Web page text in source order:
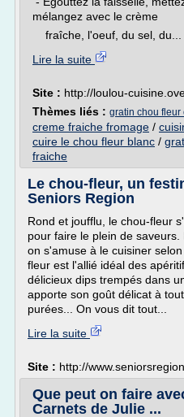
mélangez avec le crème
fraîche, l'oeuf, du sel, du...
Lire la suite
Site : http://loulou-
Thèmes liés : gratin chou fleur
creme fraiche fromage /
cuire le chou fleur blanc /
fraiche
Le chou-fleur, un
Seniors Region
Rond et joufflu, le chou-fleur
pour faire le plein de saveurs.
on s'amuse à le cuisiner
fleur est l'allié idéal des
délicieux dips trempés dans
apporte son goût délicat à
purées... On vous dit tout...
Lire la suite
Site : http://
Que peut on faire
Carnets de Julie ...